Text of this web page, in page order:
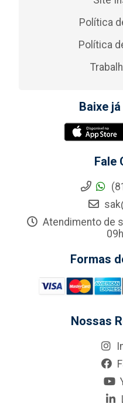
Política
Política
Baixe
Fale
Atendimento de
Formas
Nossas